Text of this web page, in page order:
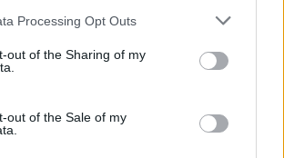
also be disclosed by us to third parties
third parties.
website/app uses one or more Google
gather and store information including but
visit or usage behaviour. You may click to
to Google and its third-party tags to
Processing Opt Outs
out of the Sharing of my
out of the Sale of my